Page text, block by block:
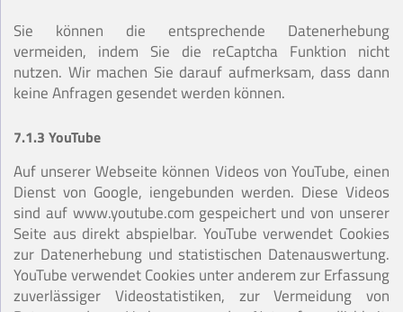
Sie können die entsprechende Datenerhebung
vermeiden, indem Sie die reCaptcha Funktion nicht
nutzen. Wir machen Sie darauf aufmerksam, dass dann
keine Anfragen gesendet werden können.
7.1.3 YouTube
Auf unserer Webseite können Videos von YouTube, einen
Dienst von Google, iengebunden werden. Diese Videos
sind auf www.youtube.com gespeichert und von unserer
Seite aus direkt abspielbar. YouTube verwendet Cookies
zur Datenerhebung und statistischen Datenauswertung.
YouTube verwendet Cookies unter anderem zur Erfassung
zuverlässiger Videostatistiken, zur Vermeidung von